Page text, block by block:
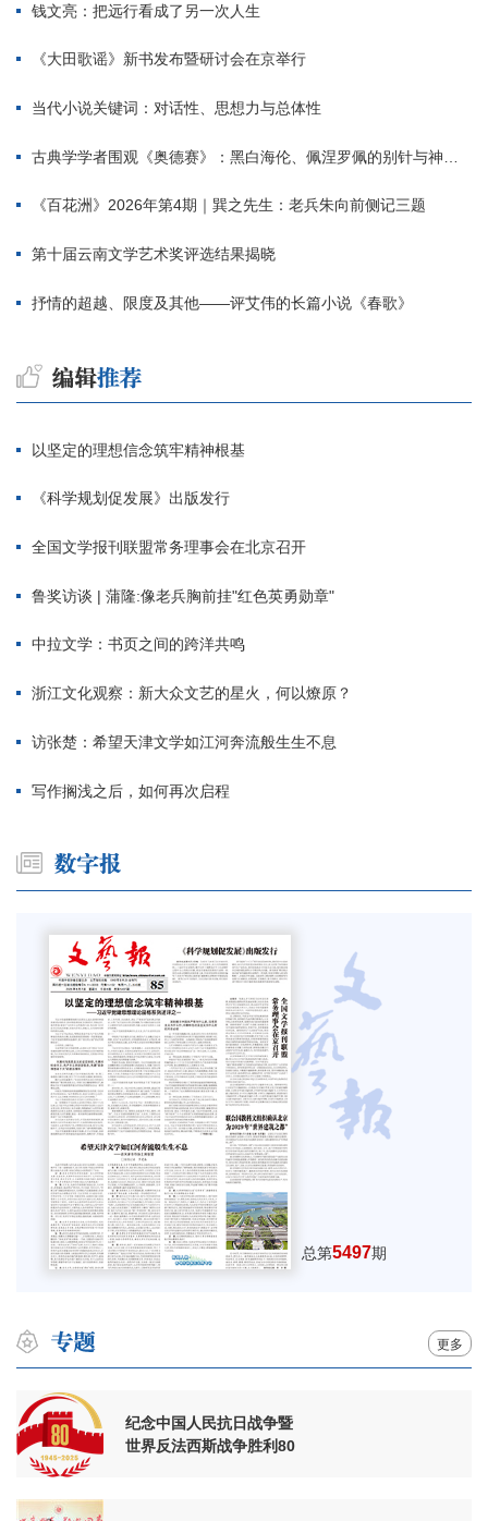
钱文亮：把远行看成了另一次人生
《大田歌谣》新书发布暨研讨会在京举行
当代小说关键词：对话性、思想力与总体性
古典学学者围观《奥德赛》：黑白海伦、佩涅罗佩的别针与神秘入侵者
《百花洲》2026年第4期｜巽之先生：老兵朱向前侧记三题
第十届云南文学艺术奖评选结果揭晓
抒情的超越、限度及其他——评艾伟的长篇小说《春歌》
以坚定的理想信念筑牢精神根基
《科学规划促发展》出版发行
全国文学报刊联盟常务理事会在北京召开
鲁奖访谈 | 蒲隆:像老兵胸前挂"红色英勇勋章"
中拉文学：书页之间的跨洋共鸣
浙江文化观察：新大众文艺的星火，何以燎原？
访张楚：希望天津文学如江河奔流般生生不息
写作搁浅之后，如何再次启程
总第5497期
更多
纪念中国人民抗日战争暨
世界反法西斯战争胜利80